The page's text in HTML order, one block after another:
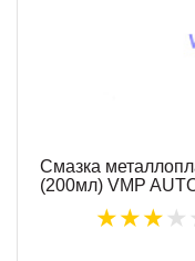
Смазка
(200мл) VMP